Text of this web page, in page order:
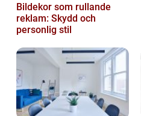
Bildekor som rullande
reklam: Skydd och
personlig stil